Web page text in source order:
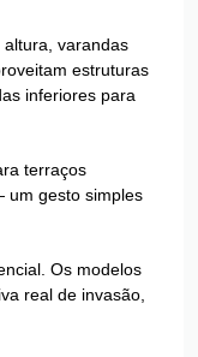
varandas
estruturas
inferiores para
terraços
um gesto simples
Os modelos
real de invasão,